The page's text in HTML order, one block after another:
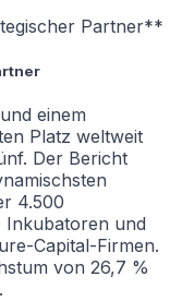
Partner**
einem
Platz weltweit
Der Bericht
4.500
Inkubatoren und
Capital-Firmen.
von 26,7 %